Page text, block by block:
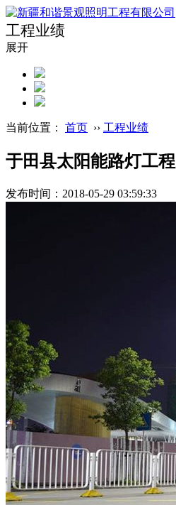
工程业绩
展开
当前位置： 首页 ›› 工程业绩
于田县太阳能路灯工程
发布时间：2018-05-29 03:59:33